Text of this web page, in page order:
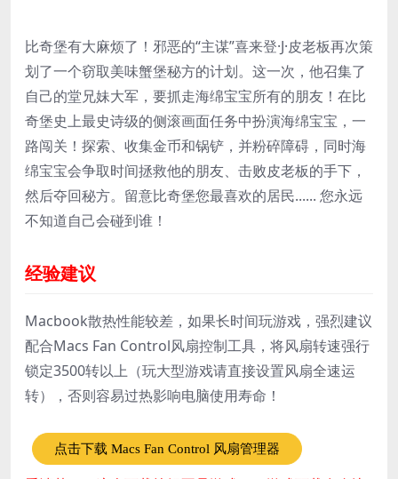
比奇堡有大麻烦了！邪恶的“主谋”喜来登·J·皮老板再次策
划了一个窃取美味蟹堡秘方的计划。这一次，他召集了
自己的堂兄妹大军，要抓走海绵宝宝所有的朋友！在比
奇堡史上最史诗级的侧滚画面任务中扮演海绵宝宝，一
路闯关！探索、收集金币和锅铲，并粉碎障碍，同时海
绵宝宝会争取时间拯救他的朋友、击败皮老板的手下，
然后夺回秘方。留意比奇堡您最喜欢的居民...... 您永远
不知道自己会碰到谁！
经验建议
Macbook散热性能较差，如果长时间玩游戏，强烈建议
配合Macs Fan Control风扇控制工具，将风扇转速强行
锁定3500转以上（玩大型游戏请直接设置风扇全速运
转），否则容易过热影响电脑使用寿命！
点击下载 Macs Fan Control 风扇管理器